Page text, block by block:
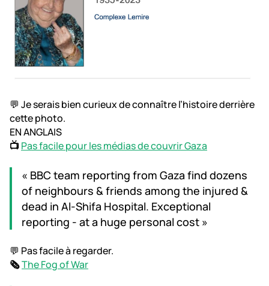
💬 Je serais bien curieux de connaître l’histoire derrière
cette photo.
EN ANGLAIS
📺Pas facile pour les médias de couvrir Gaza
« BBC team reporting from Gaza find dozens
of neighbours & friends among the injured &
dead in Al-Shifa Hospital. Exceptional
reporting - at a huge personal cost »
💬 Pas facile à regarder.
🗞️The Fog of War